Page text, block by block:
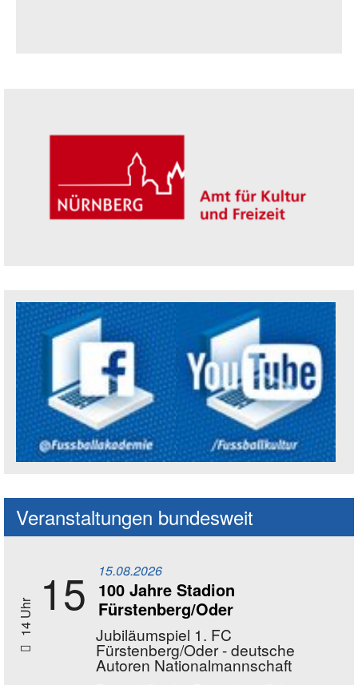
Veranstaltungen bundesweit
14 Uhr 15 15.08.2026
100 Jahre Stadion
Fürstenberg/Oder
Jubiläumspiel 1. FC
Fürstenberg/Oder - deutsche
Autoren Nationalmannschaft